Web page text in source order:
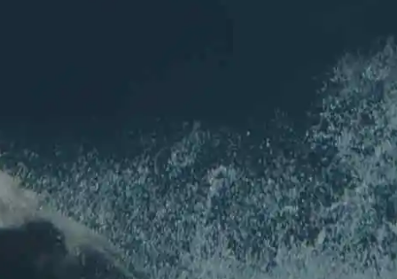
NEWSLETTER
Pour ne rien louper de l'actu de l'association !
Nom*
Prénom